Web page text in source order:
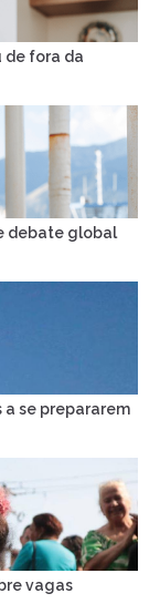
de fora da
debate global
se prepararem
vagas